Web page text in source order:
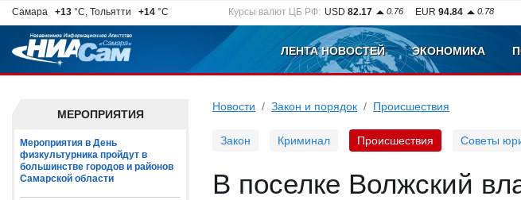
Самара +13 °C, Тольятти +14 °C Курсы валют ЦБ РФ: USD 82.17 0.76 EUR 94.84 0.78
ЛЕНТА НОВОСТЕЙ ЭКОНОМИКА
МЕРОПРИЯТИЯ
Мероприятия в День
физкультурника пройдут в
большинстве городов и районов
Самарской области
Новости Закон и порядок Происшествия
Закон Криминал Происшествия Советы
В поселке Волжский